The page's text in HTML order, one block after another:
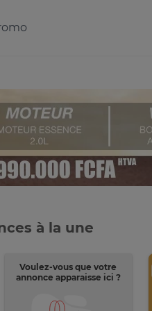
à la une
Voulez-vous que votre
annonce apparaisse ici ?